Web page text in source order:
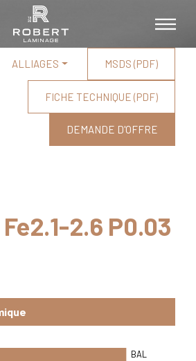
ALLIAGES MSDS (PDF)
FICHE TECHNIQUE (PDF)
DEMANDE D'OFFRE
2.6 P0.03
BAL